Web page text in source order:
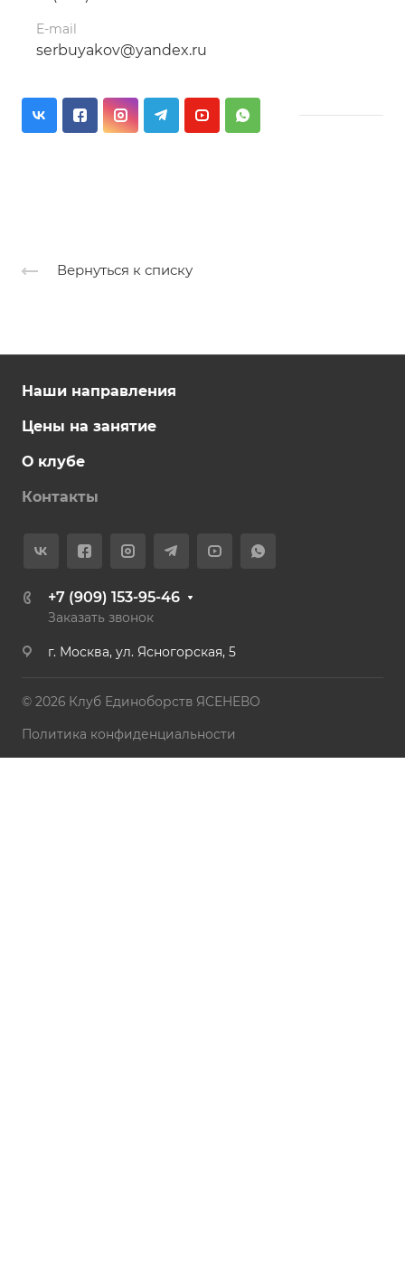
E-mail
serbuyakov@yandex.ru
Вернуться к списку
Наши направления
Цены на занятие
О клубе
Контакты
+7 (909) 153-95-46
Заказать звонок
г. Москва, ул. Ясногорская, 5
© 2026 Клуб Единоборств ЯСЕНЕВО
Политика конфиденциальности